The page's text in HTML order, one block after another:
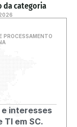
da categoria
PROCESSAMENTO
interesses
em SC.